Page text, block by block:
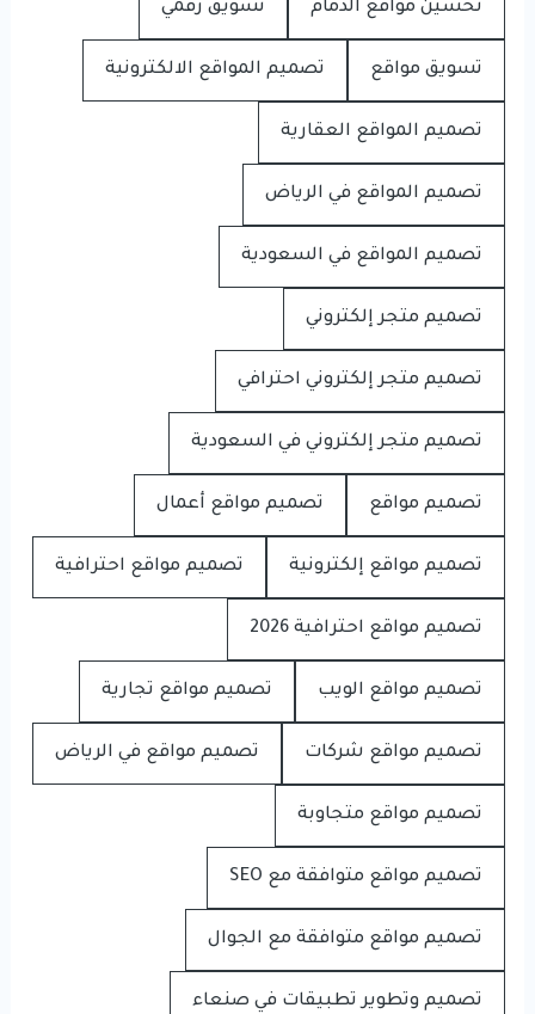
تحسين مواقع الدمام تسويق رقمي
تسويق مواقع تصميم المواقع الالكترونية
تصميم المواقع العقارية
تصميم المواقع في الرياض
تصميم المواقع في السعودية
تصميم متجر إلكتروني
تصميم متجر إلكتروني احترافي
تصميم متجر إلكتروني في السعودية
تصميم مواقع تصميم مواقع أعمال
تصميم مواقع إلكترونية تصميم مواقع احترافية
تصميم مواقع احترافية 2026
تصميم مواقع الويب تصميم مواقع تجارية
تصميم مواقع شركات تصميم مواقع في الرياض
تصميم مواقع متجاوبة
تصميم مواقع متوافقة مع SEO
تصميم مواقع متوافقة مع الجوال
تصميم وتطوير تطبيقات في صنعاء